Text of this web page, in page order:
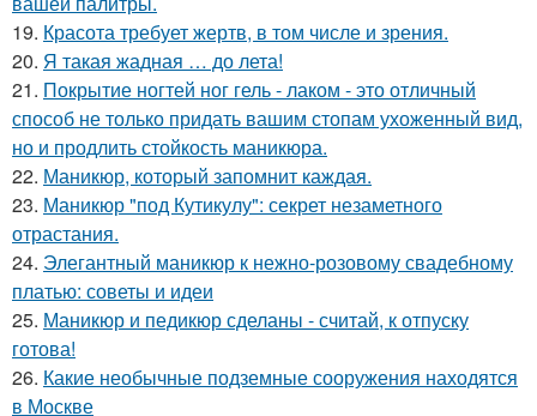
19. Красота требует жертв, в том числе и зрения.
20. Я такая жадная … до лета!
21. Покрытие ногтей ног гель - лаком - это отличный
способ не только придать вашим стопам ухоженный вид,
но и продлить стойкость маникюра.
22. Маникюр, который запомнит каждая.
23. Маникюр "под Кутикулу": секрет незаметного
отрастания.
24. Элегантный маникюр к нежно-розовому свадебному
платью: советы и идеи
25. Маникюр и педикюр сделаны - считай, к отпуску
готова!
26. Какие необычные подземные сооружения находятся
в Москве